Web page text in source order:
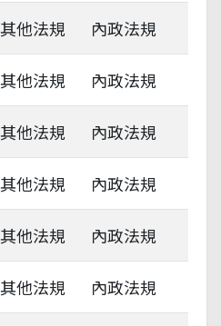
其他法規 內政法規
其他法規 內政法規
其他法規 內政法規
其他法規 內政法規
其他法規 內政法規
其他法規 內政法規